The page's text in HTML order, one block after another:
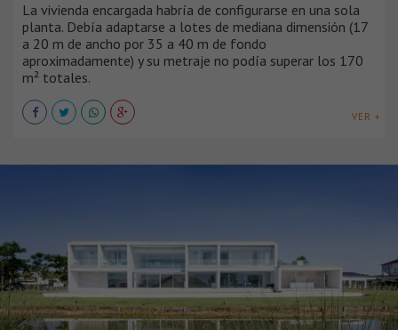
La vivienda encargada habría de configurarse en una sola
planta. Debía adaptarse a lotes de mediana dimensión (17
a 20 m de ancho por 35 a 40 m de fondo
aproximadamente) y su metraje no podía superar los 170
m² totales.
VER +